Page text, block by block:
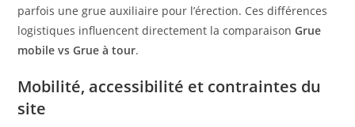
parfois une grue auxiliaire pour l’érection. Ces différences
logistiques influencent directement la comparaisonGrue
mobile vs Grue à tour.
Mobilité, accessibilité et contraintes du
site